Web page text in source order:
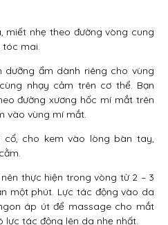
miết nhẹ theo đường vòng cung
tóc mai.
dưỡng ẩm dành riêng cho vùng
nhạy cảm trên cơ thể. Bạn
đường xương hốc mí mắt trên
vào vùng mí mắt.
cho kem vào lòng bàn tay,
thực hiện trong vòng từ 2 – 3
một phút. Lực tác động vào da
áp út để massage cho mắt
lực tác động lên da nhẹ nhất.